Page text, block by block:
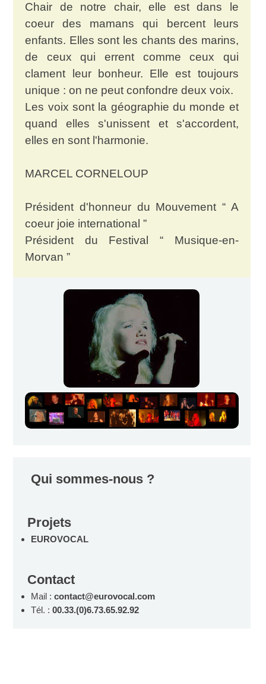
Chair de notre chair, elle est dans le
coeur des mamans qui bercent leurs
enfants. Elles sont les chants des marins,
de ceux qui errent comme ceux qui
clament leur bonheur. Elle est toujours
unique : on ne peut confondre deux voix.
Les voix sont la géographie du monde et
quand elles s'unissent et s'accordent,
elles en sont l'harmonie.
MARCEL CORNELOUP
Président d'honneur du Mouvement “ A
coeur joie international ”
Président du Festival “ Musique-en-
Morvan ”
Qui sommes-nous ?
Projets
EUROVOCAL
Contact
Mail :contact@eurovocal.com
Tél. :00.33.(0)6.73.65.92.92